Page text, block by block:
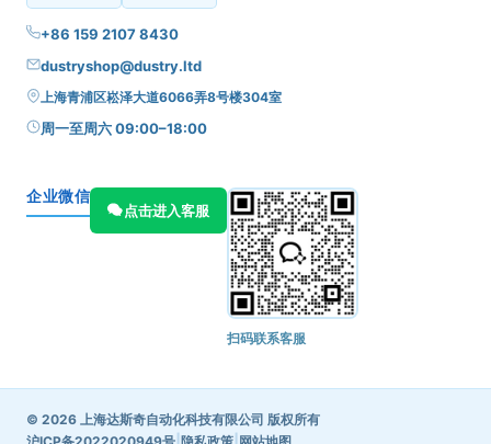
+86 159 2107 8430
dustryshop@dustry.ltd
上海青浦区崧泽大道6066弄8号楼304室
周一至周六 09:00–18:00
企业微信
点击进入客服
扫码联系客服
© 2026 上海达斯奇自动化科技有限公司 版权所有